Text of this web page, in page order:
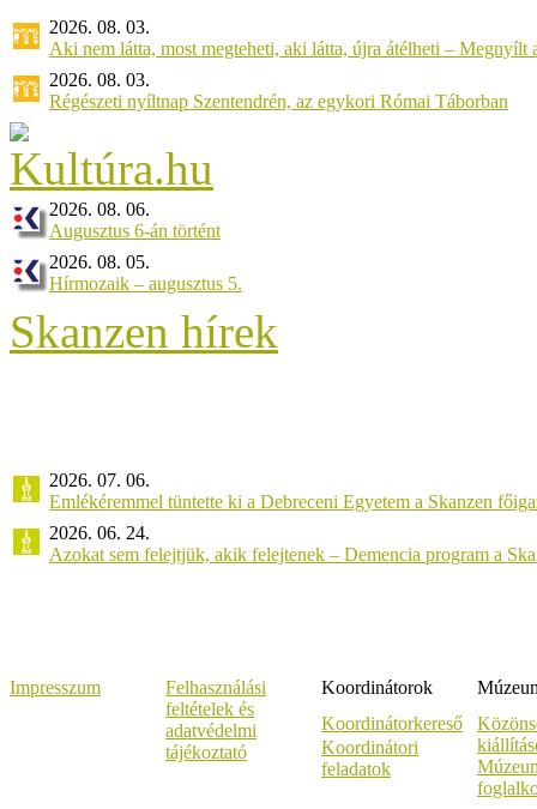
2026. 08. 03.
Aki nem látta, most megteheti, aki látta, újra átélheti –
2026. 08. 03.
Régészeti nyíltnap Szentendrén, az egykori Római Táborban
2026. 08. 06.
Augusztus 6-án történt
2026. 08. 05.
Hírmozaik – augusztus 5.
Skanzen hírek
2026. 07. 06.
Emlékéremmel tüntette ki a Debreceni Egyetem a Skanzen
2026. 06. 24.
Azokat sem felejtjük, akik felejtenek – Demencia program a
Impresszum
Felhasználási
feltételek és
adatvédelmi
tájékoztató
Koordinátorok
Koordinátorkereső
Koordinátori
feladatok